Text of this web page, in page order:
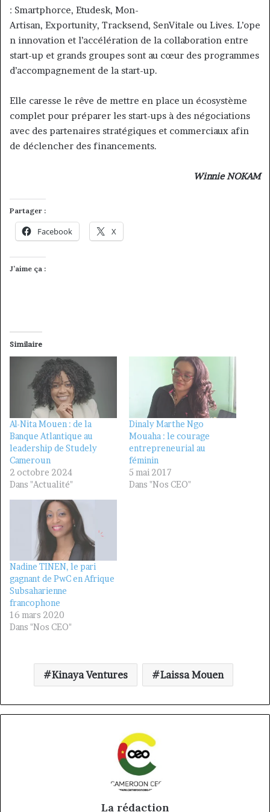
: Smartphorce, Etudesk, Mon-
Artisan, Exportunity, Tracksend, SenVitale ou Lives. L’ope
n innovation et l’accélération de la collaboration entre
start-up et grands groupes sont au cœur des programmes
d’accompagnement de la start-up.
Elle caresse le rêve de mettre en place un écosystème
complet pour préparer les start-ups à des négociations
avec des partenaires stratégiques et commerciaux afin
de déclencher des financements.
Winnie NOKAM
Partager :
Facebook X
J’aime ça :
Similaire
Al-Nita Mouen : de la
Banque Atlantique au
leadership de Studely
Cameroun
2 octobre 2024
Dans "Actualité"
Dinaly Marthe Ngo
Mouaha : le courage
entrepreneurial au
féminin
5 mai 2017
Dans "Nos CEO"
Nadine TINEN, le pari
gagnant de PwC en Afrique
Subsaharienne
francophone
16 mars 2020
Dans "Nos CEO"
Kinaya Ventures Laissa Mouen
La rédaction